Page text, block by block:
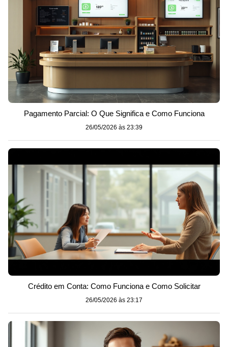
Pagamento Parcial: O Que Significa e Como Funciona
26/05/2026 às 23:39
Crédito em Conta: Como Funciona e Como Solicitar
26/05/2026 às 23:17